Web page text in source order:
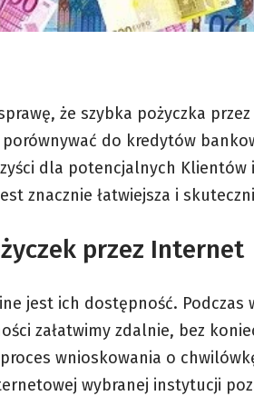
że szybka pożyczka
do kredytów
dla potencjalnych Klientów
znacznie łatwiejsza i
przez Internet
jest ich dostępność. Podczas
załatwimy zdalnie, bez
wnioskowania o
wybranej instytucji